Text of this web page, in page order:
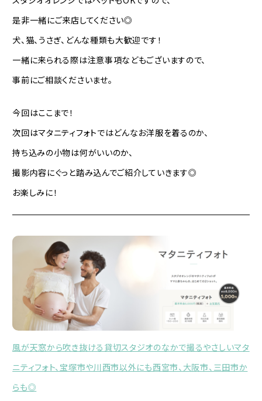
是非一緒にご来店してください◎
犬、猫、うさぎ、どんな種類も大歓迎です！
一緒に来られる際は注意事項などもございますので、
事前にご相談くださいませ。
今回はここまで！
次回はマタニティフォトではどんなお洋服を着るのか、
持ち込みの小物は何がいいのか、
撮影内容にぐっと踏み込んでご紹介していきます◎
お楽しみに！
風が天窓から吹き抜ける貸切スタジオのなかで撮るやさしいマタ
ニティフォト、宝塚市や川西市以外にも西宮市、大阪市、三田市か
らも◎